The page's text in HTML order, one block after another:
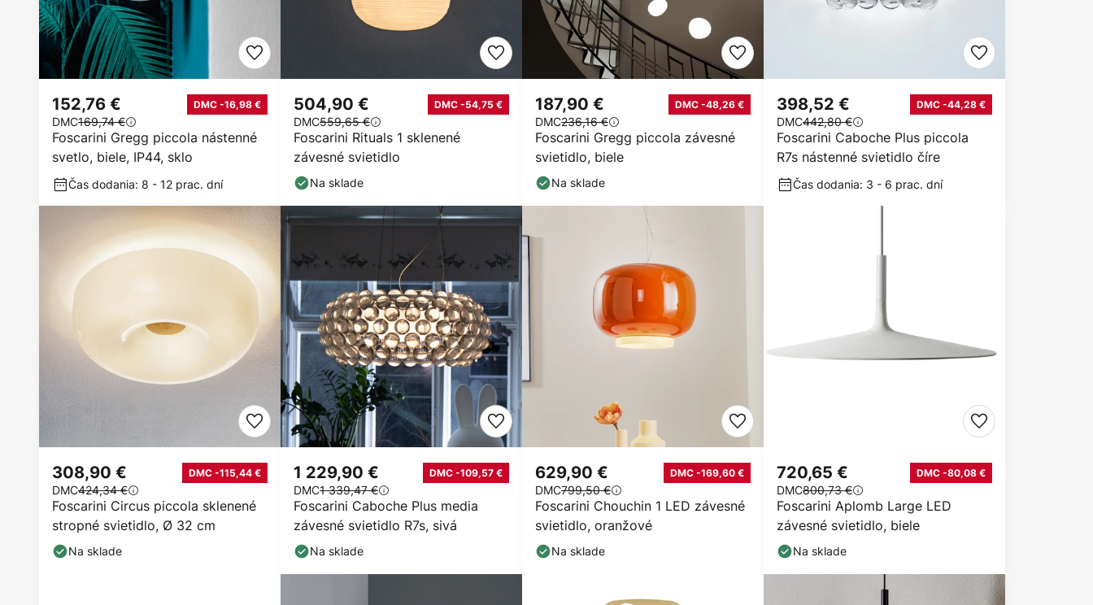
Foscarini Gregg piccola nástenné
svetlo, biele, IP44, sklo
152,76 € DMC -16,98 €
DMC169,74 €
Čas dodania: 8 - 12 prac. dní
Foscarini Rituals 1 sklenené
závesné svietidlo
504,90 € DMC -54,75 €
DMC559,65 €
Na sklade
Foscarini Gregg piccola závesné
svietidlo, biele
187,90 € DMC -48,26 €
DMC236,16 €
Na sklade
Foscarini Caboche Plus piccola
R7s nástenné svietidlo číre
398,52 € DMC -44,28 €
DMC442,80 €
Čas dodania: 3 - 6 prac. dní
Foscarini Circus piccola sklenené
stropné svietidlo, Ø 32 cm
308,90 € DMC -115,44 €
DMC424,34 €
Na sklade
Foscarini Caboche Plus media
závesné svietidlo R7s, sivá
1 229,90 € DMC -109,57 €
DMC1 339,47 €
Na sklade
Foscarini Chouchin 1 LED závesné
svietidlo, oranžové
629,90 € DMC -169,60 €
DMC799,50 €
Na sklade
Foscarini Aplomb Large LED
závesné svietidlo, biele
720,65 € DMC -80,08 €
DMC800,73 €
Na sklade